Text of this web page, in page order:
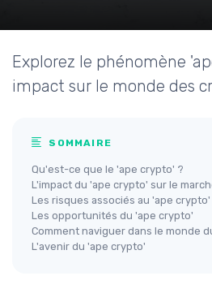
Explorez le phénomène
impact sur le monde des
SOMMAIRE
Qu'est-ce que le 'ape crypto' ?
L'impact du 'ape crypto' sur le
Les risques associés au 'ape crypto'
Les opportunités du 'ape crypto'
Comment naviguer dans le monde
L'avenir du 'ape crypto'